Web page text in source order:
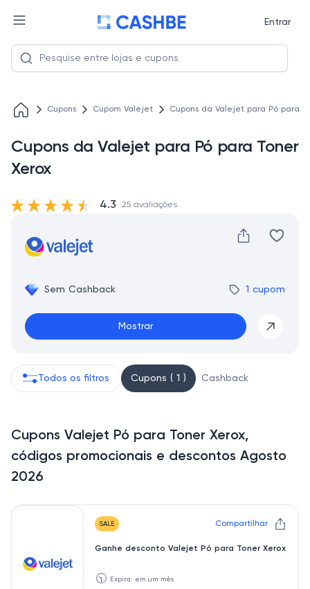
Entrar
Cupons Cupom Valejet Cupons da Valejet para Pó para
Cupons da Valejet para Pó para Toner
Xerox
Sem Cashback 1 cupom
Mostrar
4.3 25 avaliações
Todos os filtros Cupons ( 1 ) Cashback
Cupons Valejet Pó para Toner Xerox,
códigos promocionais e descontos Agosto
2026
SALE Compartilhar
Ganhe desconto Valejet Pó para Toner Xerox
🕥 Expira: em um mês